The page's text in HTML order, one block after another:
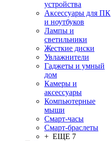
устройства
Аксессуары для ПК
и ноутбуков
Лампы и
светильники
Жесткие диски
Увлажнители
Гаджеты и умный
дом
Камеры и
аксессуары
Компьютерные
мыши
Смарт-часы
Смарт-браслеты
+ ЕЩЕ 7